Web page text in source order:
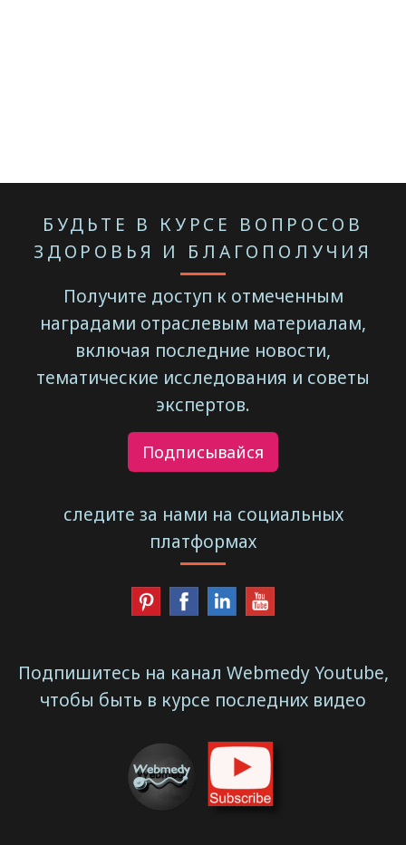
БУДЬТЕ В КУРСЕ ВОПРОСОВ
ЗДОРОВЬЯ И БЛАГОПОЛУЧИЯ
Получите доступ к отмеченным
наградами отраслевым материалам,
включая последние новости,
тематические исследования и советы
экспертов.
Подписывайся
следите за нами на социальных
платформах
Подпишитесь на канал Webmedy Youtube,
чтобы быть в курсе последних видео